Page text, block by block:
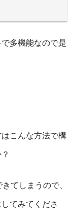
多機能なので是
こんな方法で構
てしまうので、
てみてくださ